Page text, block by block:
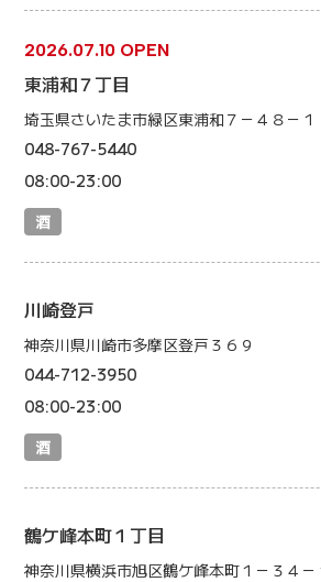
2026.07.10 OPEN
東浦和７丁目
埼玉県さいたま市緑区東浦和７－４８－１
048-767-5440
08:00-23:00
酒
川崎登戸
神奈川県川崎市多摩区登戸３６９
044-712-3950
08:00-23:00
酒
鶴ケ峰本町１丁目
神奈川県横浜市旭区鶴ケ峰本町１－３４－